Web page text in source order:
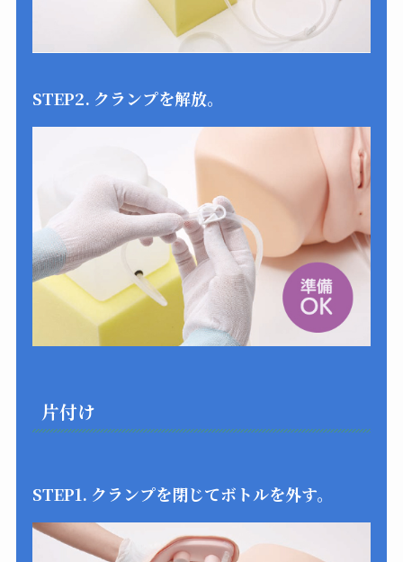
STEP2. クランプを解放。
片付け
STEP1. クランプを閉じてボトルを外す。